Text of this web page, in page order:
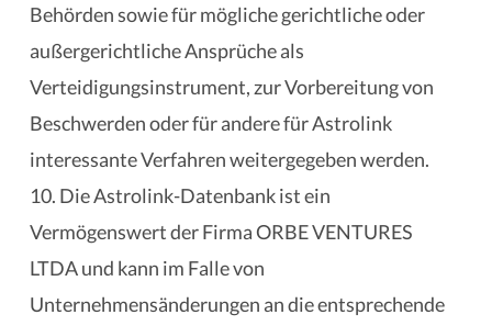
Behörden sowie für mögliche gerichtliche oder
außergerichtliche Ansprüche als
Verteidigungsinstrument, zur Vorbereitung von
Beschwerden oder für andere für Astrolink
interessante Verfahren weitergegeben werden.
10. Die Astrolink-Datenbank ist ein
Vermögenswert der Firma ORBE VENTURES
LTDA und kann im Falle von
Unternehmensänderungen an die entsprechende